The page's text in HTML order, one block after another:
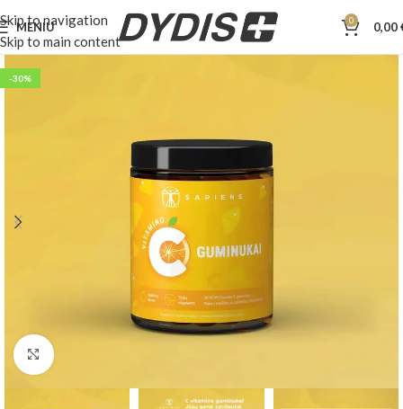
Skip to navigation
Skip to main content
MENIU 0 0,00
-30%
Padidinti